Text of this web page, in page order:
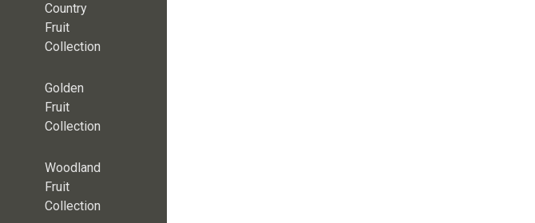
Country
Fruit
Collection
Golden
Fruit
Collection
Woodland
Fruit
Collection